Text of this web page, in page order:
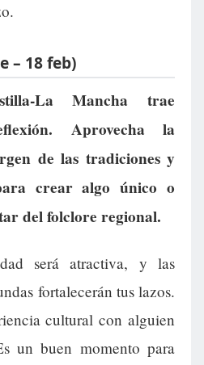
– 18 feb)
La Mancha trae
Aprovecha la
de las tradiciones y
crear algo único o
del folclore regional.
será atractiva, y las
fortalecerán tus lazos.
cultural con alguien
un buen momento para